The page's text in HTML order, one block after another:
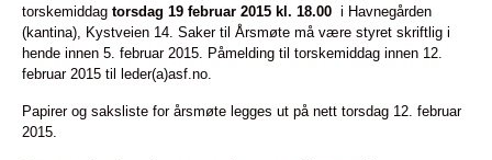
torskemiddag torsdag 19 februar 2015 kl. 18.00 i Havnegården
(kantina), Kystveien 14. Saker til Årsmøte må være styret skriftlig i
hende innen 5. februar 2015. Påmelding til torskemiddag innen 12.
februar 2015 til leder(a)asf.no.
Papirer og saksliste for årsmøte legges ut på nett torsdag 12. februar
2015.